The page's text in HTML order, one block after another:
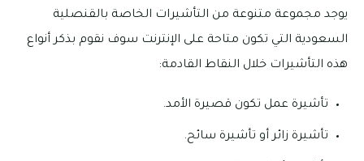
يوجد مجموعة متنوعة من التأشيرات الخاصة بالقنصلية
السعودية التي تكون متاحة على الإنترنت سوف نقوم بذكر أنواع
هذه التأشيرات خلال النقاط القادمة:
تأشيرة عمل تكون قصيرة الأمد.
تأشيرة زائر أو تأشيرة سائح.